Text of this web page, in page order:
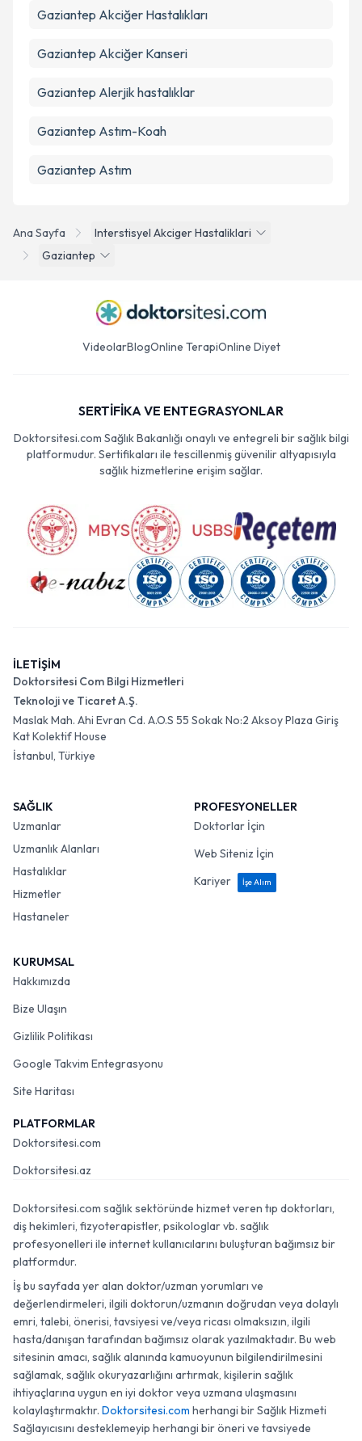
Ana Sayfa
Interstisyel Akciger Hastaliklari
Gaziantep
Gaziantep Akciğer Hastalıkları
Gaziantep Akciğer Kanseri
Gaziantep Alerjik hastalıklar
Gaziantep Astım-Koah
Gaziantep Astım
VideolarBlogOnline TerapiOnline Diyet
SERTİFİKA VE ENTEGRASYONLAR
Doktorsitesi.com Sağlık Bakanlığı onaylı ve entegreli bir sağlık bilgi
platformudur. Sertifikaları ile tescillenmiş güvenilir altyapısıyla
sağlık hizmetlerine erişim sağlar.
İLETİŞİM
Doktorsitesi Com Bilgi Hizmetleri
Teknoloji ve Ticaret A.Ş.
Maslak Mah. Ahi Evran Cd. A.O.S 55 Sokak No:2 Aksoy Plaza Giriş
Kat Kolektif House
İstanbul, Türkiye
SAĞLIK
Uzmanlar
Uzmanlık Alanları
Hastalıklar
Hizmetler
Hastaneler
PROFESYONELLER
Doktorlar İçin
Web Siteniz İçin
Kariyer
İşe Alım
KURUMSAL
Hakkımızda
Bize Ulaşın
Gizlilik Politikası
Google Takvim Entegrasyonu
Site Haritası
PLATFORMLAR
Doktorsitesi.com
Doktorsitesi.az
Doktorsitesi.com sağlık sektöründe hizmet veren tıp doktorları,
diş hekimleri, fizyoterapistler, psikologlar vb. sağlık
profesyonelleri ile internet kullanıcılarını buluşturan bağımsız bir
platformdur.
İş bu sayfada yer alan doktor/uzman yorumları ve
değerlendirmeleri, ilgili doktorun/uzmanın doğrudan veya dolaylı
emri, talebi, önerisi, tavsiyesi ve/veya ricası olmaksızın, ilgili
hasta/danışan tarafından bağımsız olarak yazılmaktadır. Bu web
sitesinin amacı, sağlık alanında kamuoyunun bilgilendirilmesini
sağlamak, sağlık okuryazarlığını artırmak, kişilerin sağlık
ihtiyaçlarına uygun en iyi doktor veya uzmana ulaşmasını
kolaylaştırmaktır. Doktorsitesi.com herhangi bir Sağlık Hizmeti
Sağlayıcısını desteklemeyip herhangi bir öneri ve tavsiyede